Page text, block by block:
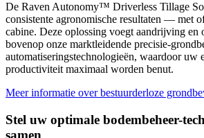
De Raven Autonomy™ Driverless Tillage
consistente agronomische resultaten — met
cabine. Deze oplossing voegt aandrijving en
bovenop onze marktleidende precisie-
automatiseringstechnologieën, waardoor uw
productiviteit maximaal worden benut.
Meer informatie over bestuurderloze
Stel uw optimale bodembeheer-
samen